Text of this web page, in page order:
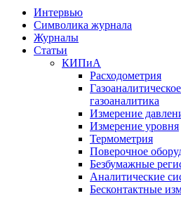
Интервью
Символика журнала
Журналы
Статьи
КИПиА
Расходометрия
газоаналитика
Измерение
Измерение уровня
Термометрия
Поверочное
Безбумажные
Аналитические
Бесконтактные